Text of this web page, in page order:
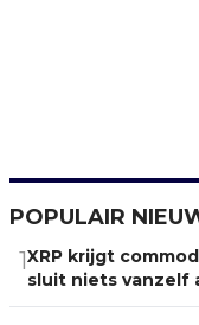
POPULAIR
1XRP krijgt
sluit niets vanzelf